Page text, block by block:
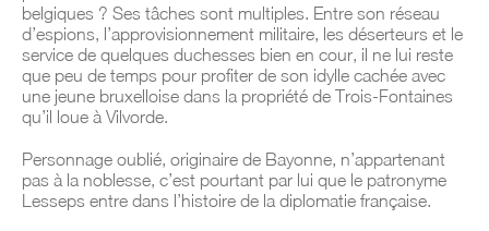
belgiques ? Ses tâches sont multiples. Entre son réseau
d’espions, l’approvisionnement militaire, les déserteurs et le
service de quelques duchesses bien en cour, il ne lui reste
que peu de temps pour profiter de son idylle cachée avec
une jeune bruxelloise dans la propriété de Trois-Fontaines
qu’il loue à Vilvorde.
Personnage oublié, originaire de Bayonne, n’appartenant
pas à la noblesse, c’est pourtant par lui que le patronyme
Lesseps entre dans l’histoire de la diplomatie française.